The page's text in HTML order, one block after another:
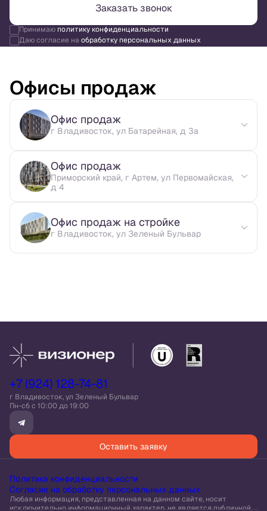
Заказать звонок
Принимаю политику конфиденциальности
Даю согласие наобработку персональных данных
Офисы продаж
Офис продаж
г Владивосток, ул Батарейная, д 3а
Офис продаж
Приморский край, г Артем, ул Первомайская,
д 4
Офис продаж на стройке
г Владивосток, ул Зеленый Бульвар
+7 (924) 128-74-81
г Владивосток, ул Зеленый Бульвар
Пн-сб c 10:00 до 19:00
Оставить заявку
Политика конфиденциальности
Согласие на обработку персональных данных
Любая информация, представленная на данном сайте, носит
исключительно информационный характер, не является публичной